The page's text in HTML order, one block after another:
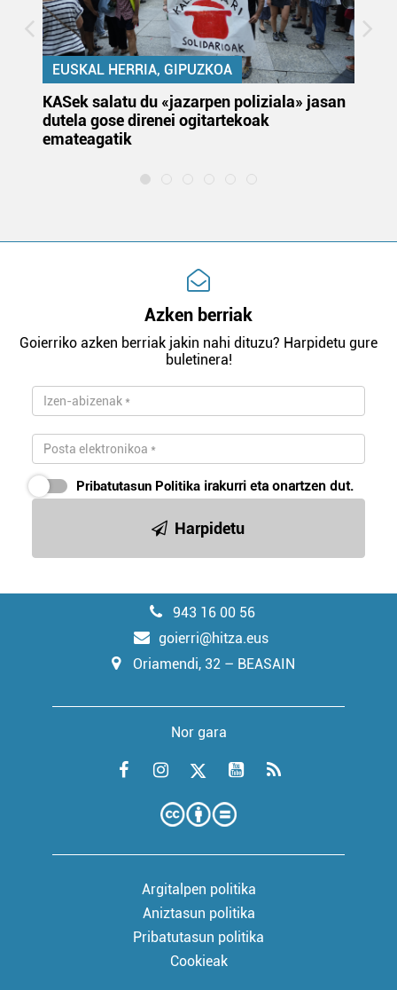
EUSKAL HERRIA, GIPUZKOA
KASek salatu du «jazarpen poliziala» jasan
dutela gose direnei ogitartekoak
emateagatik
Azken berriak
Goierriko azken berriak jakin nahi dituzu? Harpidetu gure
buletinera!
Pribatutasun Politika irakurri eta onartzen dut.
Harpidetu
943 16 00 56
goierri@hitza.eus
Oriamendi, 32 – BEASAIN
Nor gara
Argitalpen politika
Aniztasun politika
Pribatutasun politika
Cookieak